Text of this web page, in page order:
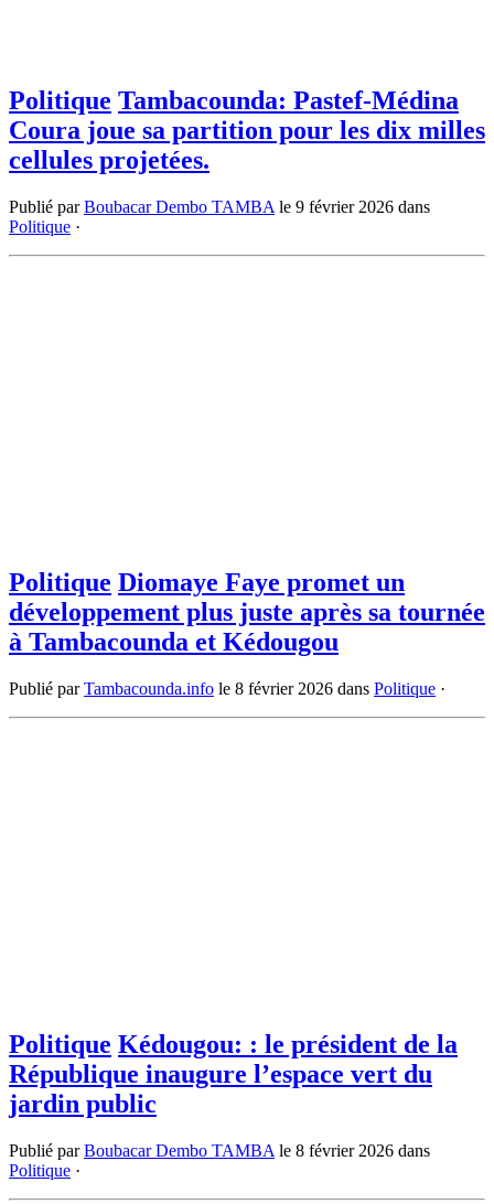
Politique Tambacounda: Pastef-Médina
Coura joue sa partition pour les dix milles
cellules projetées.
Publié parBoubacar Dembo TAMBA le 9 février 2026 dans
Politique ·
Politique Diomaye Faye promet un
développement plus juste après sa tournée
à Tambacounda et Kédougou
Publié parTambacounda.info le 8 février 2026 dans Politique ·
Politique Kédougou: : le président de la
République inaugure l’espace vert du
jardin public
Publié parBoubacar Dembo TAMBA le 8 février 2026 dans
Politique ·